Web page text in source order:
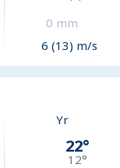
0 mm
6 (13) m/s
Yr
22°
12°